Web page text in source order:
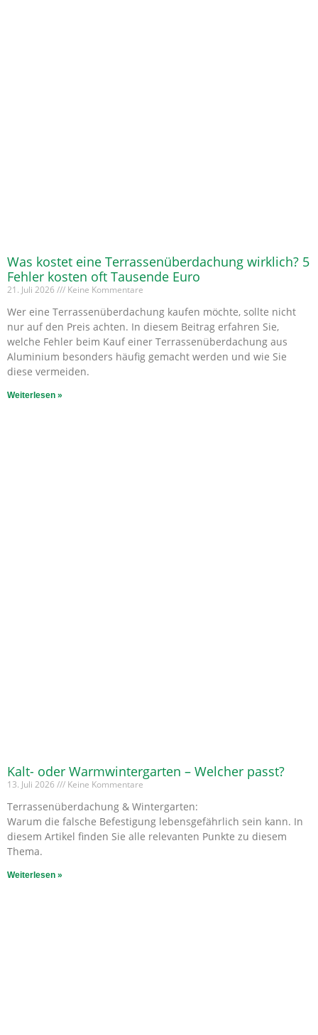
Was kostet eine Terrassenüberdachung wirklich? 5
Fehler kosten oft Tausende Euro
21. Juli 2026 Keine Kommentare
Wer eine Terrassenüberdachung kaufen möchte, sollte nicht
nur auf den Preis achten. In diesem Beitrag erfahren Sie,
welche Fehler beim Kauf einer Terrassenüberdachung aus
Aluminium besonders häufig gemacht werden und wie Sie
diese vermeiden.
Weiterlesen »
Kalt- oder Warmwintergarten – Welcher passt?
13. Juli 2026 Keine Kommentare
Terrassenüberdachung & Wintergarten:
Warum die falsche Befestigung lebensgefährlich sein kann. In
diesem Artikel finden Sie alle relevanten Punkte zu diesem
Thema.
Weiterlesen »